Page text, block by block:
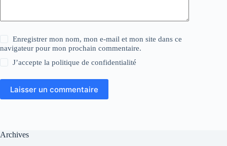
Enregistrer mon nom, mon e-mail et mon site dans ce
navigateur pour mon prochain commentaire.
J’accepte lapolitique de confidentialité
Laisser un commentaire
Archives